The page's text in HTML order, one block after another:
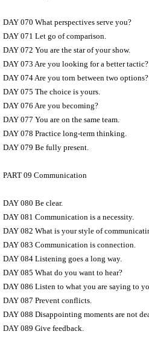
DAY 070 What perspectives serve you?
DAY 071 Let go of comparison.
DAY 072 You are the star of your show.
DAY 073 Are you looking for a better tactic?
DAY 074 Are you torn between two options?
DAY 075 The choice is yours.
DAY 076 Are you becoming?
DAY 077 You are on the same team.
DAY 078 Practice long-term thinking.
DAY 079 Be fully present.
PART 09 Communication
DAY 080 Be clear.
DAY 081 Communication is a necessity.
DAY 082 What is your style of
DAY 083 Communication is connection.
DAY 084 Listening goes a long way.
DAY 085 What do you want to hear?
DAY 086 Listen to what you are saying to
DAY 087 Prevent conflicts.
DAY 088 Disappointing moments are not
DAY 089 Give feedback.